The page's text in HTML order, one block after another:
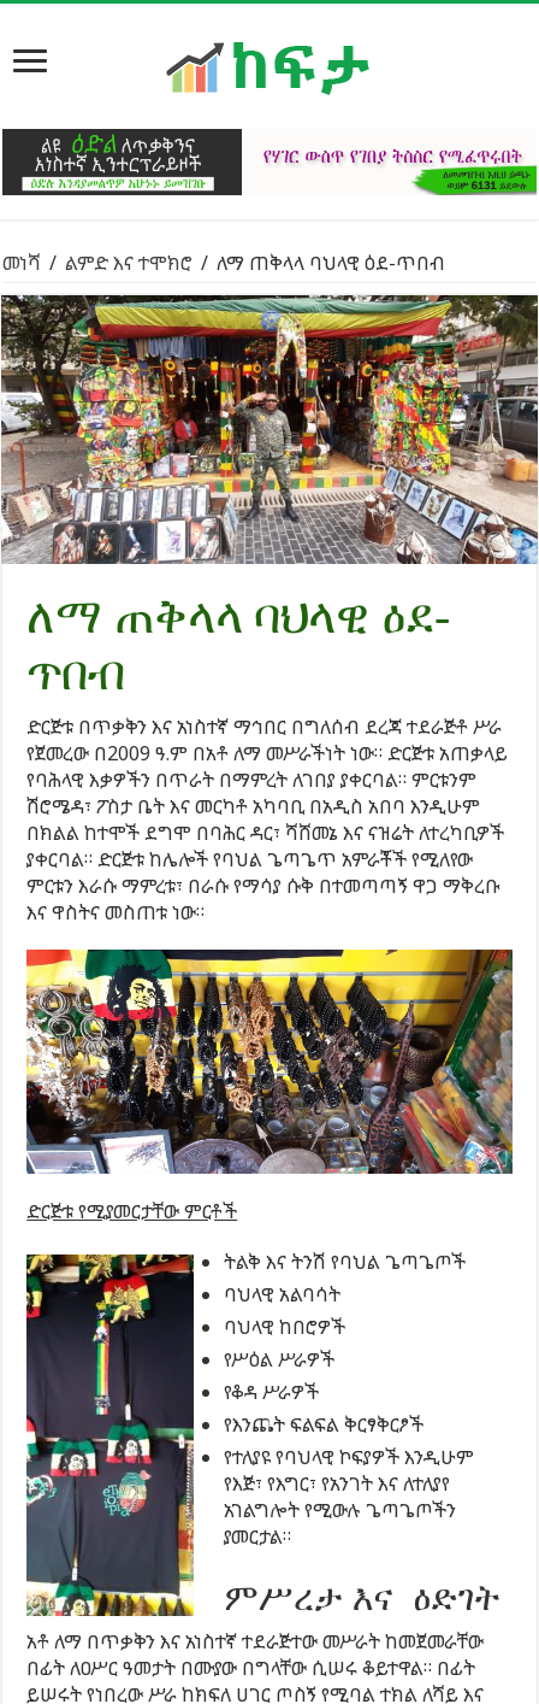
መነሻ / ልምድ እና ተሞክሮ / ለማ ጠቅላላ ባህላዊ ዕደ-ጥበብ
ለማ ጠቅላላ ባህላዊ ዕደ-
ጥበብ
ድርጅቱ በጥቃቅን እና አነስተኛ ማኅበር በግለሰብ ደረጃ ተደራጅቶ ሥራ
የጀመረው በ2009 ዓ.ም በአቶ ለማ መሥራችነት ነው። ድርጅቱ አጠቃላይ
የባሕላዊ እቃዎችን በጥራት በማምረት ለገበያ ያቀርባል። ምርቱንም
ሽሮሜዳ፣ ፖስታ ቤት እና መርካቶ አካባቢ በአዲስ አበባ እንዲሁም
በክልል ከተሞች ደግሞ በባሕር ዳር፣ ሻሸመኔ እና ናዝሬት ለተረካቢዎች
ያቀርባል። ድርጅቱ ከሌሎች የባህል ጌጣጌጥ አምራቾች የሚለየው
ምርቱን እራሱ ማምረቱ፣ በራሱ የማሳያ ሱቅ በተመጣጣኝ ዋጋ ማቅረቡ
እና ዋስትና መስጠቱ ነው።
ድርጅቱ የሚያመርታቸው ምርቶች
ትልቅ እና ትንሽ የባህል ጌጣጌጦች
ባህላዊ አልባሳት
ባህላዊ ከበሮዎች
የሥዕል ሥራዎች
የቆዳ ሥራዎች
የእንጨት ፍልፍል ቅርፃቅርፆች
የተለያዩ የባህላዊ ኮፍያዎች እንዲሁም
የእጅ፣ የእግር፣ የአንገት እና ለተለያየ
አገልግሎት የሚውሉ ጌጣጌጦችን
ያመርታል።
ምሥረታ እና ዕድገት
አቶ ለማ በጥቃቅን እና አነስተኛ ተደራጅተው መሥራት ከመጀመራቸው
በፊት ለዐሥር ዓመታት በሙያው በግላቸው ሲሠሩ ቆይተዋል። በፊት
ይሠሩት የነበረው ሥራ ከክፍለ ሀገር ጦስኝ የሚባል ተክል ለሻይ እና